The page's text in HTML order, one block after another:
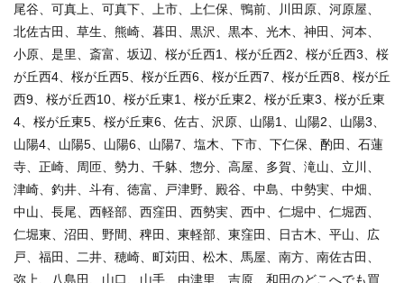
尾谷、可真上、可真下、上市、上仁保、鴨前、川田原、河原屋、
北佐古田、草生、熊崎、暮田、黒沢、黒本、光木、神田、河本、
小原、是里、斎富、坂辺、桜が丘西1、桜が丘西2、桜が丘西3、桜
が丘西4、桜が丘西5、桜が丘西6、桜が丘西7、桜が丘西8、桜が丘
西9、桜が丘西10、桜が丘東1、桜が丘東2、桜が丘東3、桜が丘東
4、桜が丘東5、桜が丘東6、佐古、沢原、山陽1、山陽2、山陽3、
山陽4、山陽5、山陽6、山陽7、塩木、下市、下仁保、酌田、石蓮
寺、正崎、周匝、勢力、千躰、惣分、高屋、多賀、滝山、立川、
津崎、釣井、斗有、徳富、戸津野、殿谷、中島、中勢実、中畑、
中山、長尾、西軽部、西窪田、西勢実、西中、仁堀中、仁堀西、
仁堀東、沼田、野間、稗田、東軽部、東窪田、日古木、平山、広
戸、福田、二井、穂崎、町苅田、松木、馬屋、南方、南佐古田、
弥上、八島田、山口、山手、由津里、吉原、和田のどこへでも買